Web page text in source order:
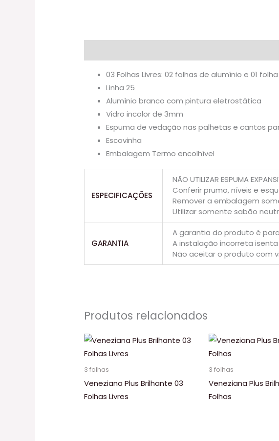
03 Folhas Livres: 02 folhas de alumínio e 01
Linha 25
Alumínio branco com pintura eletrostática
Vidro incolor de 3mm
Espuma de vedação nas palhetas e cantos
Escovinha
Embalagem Termo encolhível
ESPECIFICAÇÕES
NÃO UTILIZAR ESPUMA
Conferir prumo, níveis e
Remover a embalagem
Utilizar somente sabão
GARANTIA
A garantia do produto é
A instalação incorreta
Não aceitar o produto com
Produtos relacionados
3 folhas
Veneziana Plus Brilhante 03
Folhas Livres
3 folhas
Veneziana Plus
Folhas